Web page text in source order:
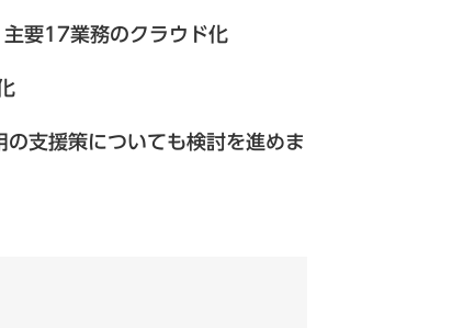
要17業務のクラウド化
支援策についても検討を進めま